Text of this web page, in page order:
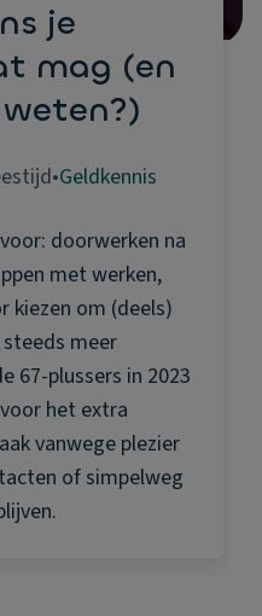
je
mag (en
•Geldkennis
doorwerken na
met werken,
kiezen om (deels)
meer
67-plussers in 2023
het extra
vanwege plezier
of simpelweg